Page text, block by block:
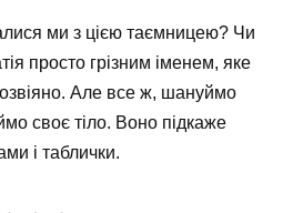
ми з цією таємницею? Чи
просто грізним іменем, яке
Але все ж, шануймо
своє тіло. Воно підкаже
і таблички.